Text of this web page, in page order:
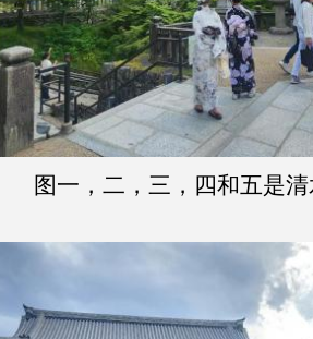
图一，二，三，四和五是